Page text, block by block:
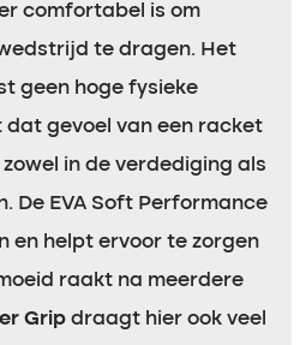
comfortabel is om
te dragen. Het
geen hoge fysieke
dat gevoel van een racket
in de verdediging als
De EVA Soft Performance
en helpt ervoor te zorgen
raakt na meerdere
Grip draagt hier ook veel